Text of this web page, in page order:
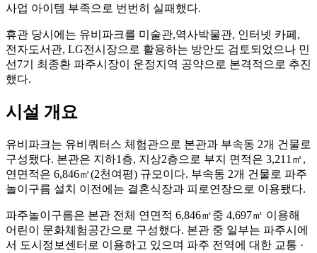
사업 아이템 부족으로 번번히 실패했다.
휴관 당시에는 유비파크를 미술관,역사박물관, 인터넷 카페,
전자도서관, LG전시장으로 활용하는 방안도 검토되었으나 민
선7기 최종환 파주시장이 운정지역 공약으로 본격적으로 추진
했다.
시설 개요
유비파크는 유비쿼터스 체험관으로 본관과 부속동 2개 건물로
구성됐다. 본관은 지하1층, 지상2층으로 부지 면적은 3,211㎡,
연면적은 6,846㎡(2천여평) 규모이다. 부속동 2개 건물로 파주
놀이구름 설치 이전에는 결혼식장과 피로연장으로 이용됐다.
파주놀이구름은 본관 전체 연면적 6,846㎡중 4,697㎡ 이용해
어린이 문화체험공간으로 구성했다. 본관 중 일부는 파주시에
서 도시정보센터로 이용하고 있으며 파주 전역에 대한 교통 ·